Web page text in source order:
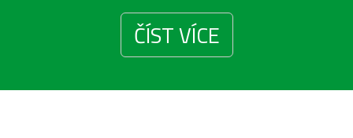
ČÍST VÍCE